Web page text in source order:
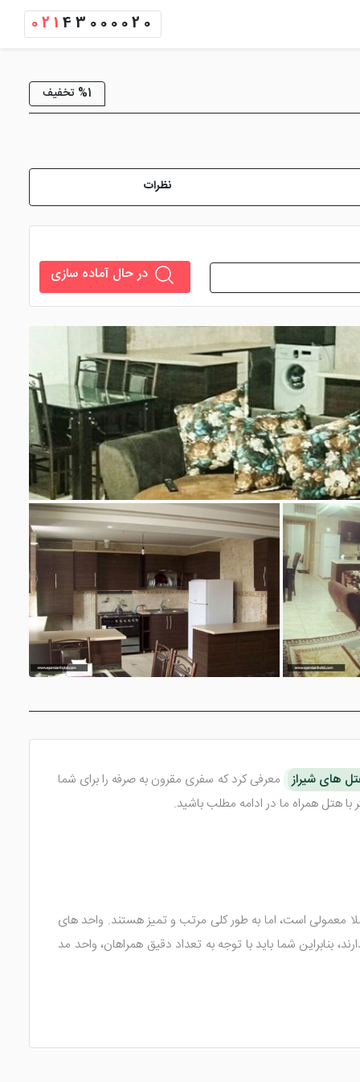
021 43000020
%1 تخفیف
نظرات
در حال آماده سازی
های شیراز معرفی کرد که سفری مقرون به صرفه را برای شما
این اتاق ها، کاملا معمولی است، اما به طور کلی مرتب و تمیز هستند. واحد های
بنابراین شما باید با توجه به تعداد دقیق همراهان، واحد مد
رفاهی در اتاق ها نیست. چرا که در تمامی این واحد ها